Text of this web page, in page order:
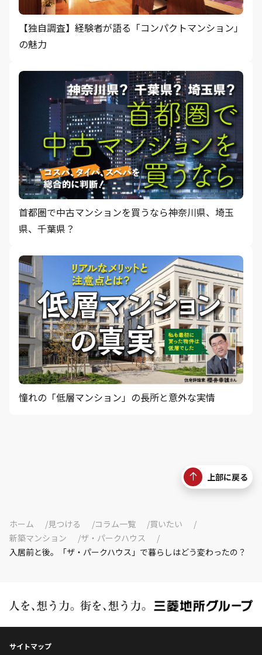
【独自調査】経験者が語る「コンパクトマンション」
の魅力
首都圏で中古マンションを買うなら神奈川県、埼玉
県、千葉県？
憧れの「低層マンション」の長所と意外な実情
上部に戻る
ホーム 見つける コラム一覧
買いたい
新築マンション
ザ・パークハウス
入居前と後。「ザ・パークハウス」で暮らしはどう変わったの？
サイトマップ